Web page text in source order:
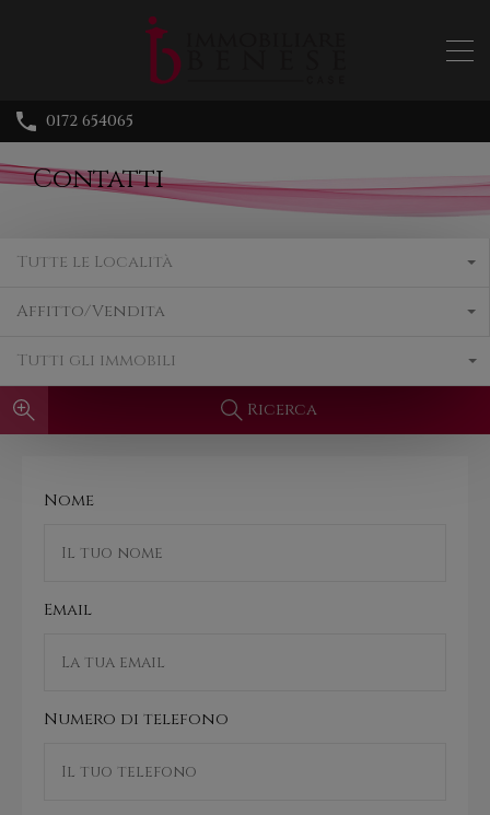
0172 654065
Contatti
Tutte le Località
Affitto/Vendita
Tutti gli immobili
Ricerca
Nome
Email
Numero di telefono